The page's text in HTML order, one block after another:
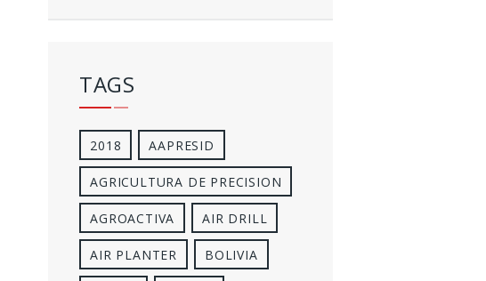
TAGS
2018 AAPRESID
AGRICULTURA DE PRECISION
AGROACTIVA AIR DRILL
AIR PLANTER BOLIVIA